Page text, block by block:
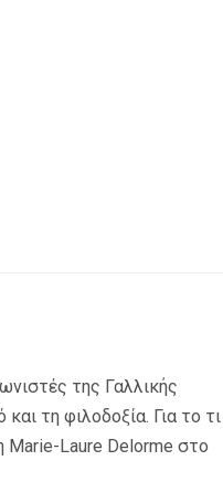
της Γαλλικής
τη φιλοδοξία. Για το τι
Marie-Laure Delorme στο